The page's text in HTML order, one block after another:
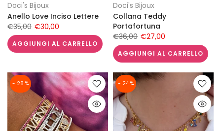
Doci's Bijoux
Anello Love Inciso Lettere
€35,00 €30,00
AGGIUNGI AL CARRELLO
Doci's Bijoux
Collana Teddy
Portafortuna
€36,00 €27,00
AGGIUNGI AL CARRELLO
- 28 % - 24 %